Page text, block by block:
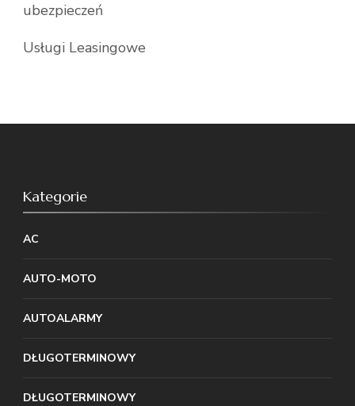
ubezpieczeń
Usługi Leasingowe
Kategorie
AC
AUTO-MOTO
AUTOALARMY
DŁUGOTERMINOWY
DŁUGOTERMINOWY